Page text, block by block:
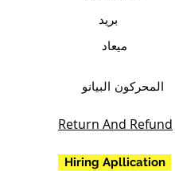
بريد
ميعاد
المحركون البيانو
Return And Refund
Hiring Apllication